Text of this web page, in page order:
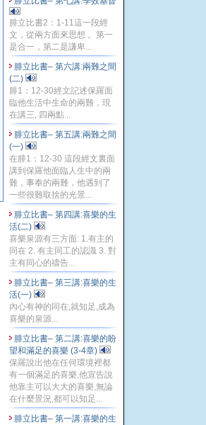
腓立比書2：1-11這一段經
文，從兩方面來思想 。第一
是合一，第二是謙卑...
腓立比書– 第六講:兩難之間
(二)
腓1：12-30經文記述保羅面
臨他生活中生命的兩難，現
在講三, 四兩點...
腓立比書– 第五講:兩難之間
(一)
在腓1：12-30 這段經文裏面
講到保羅他面臨人生中的兩
難，事奉的兩難，他遇到了
一些很難取捨的光景...
腓立比書– 第四講:喜樂的生
活(二)
喜樂泉源有三方面: 1.有主的
同在 2. 有主同工的認識 3. 對
主有同心的禱告...
腓立比書– 第三講:喜樂的生
活(一)
內心有神的同在,就知足,成為
喜樂的泉源...
腓立比書– 第二講:喜樂的盼
望和滿足的喜樂 (3-4章)
保羅說出他在任何環境裡都
有一個滿足的喜樂,他宣告說
他靠主可以大大的喜樂,無論
在什麼景況,都可以知足...
腓立比書– 第一講:喜樂的生